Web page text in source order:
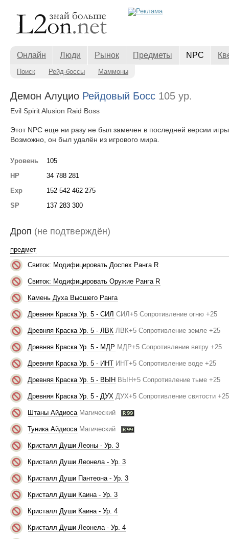
Онлайн Люди Рынок Предметы NPC
Поиск Рейд-боссы Маммоны
Демон Алуцио Рейдовый Босс 105 ур.
Evil Spirit Alusion Raid Boss
Этот NPC еще ни разу не был замечен в последней версии
Возможно, он был удалён из игрового мира.
Уровень
105
HP
34 788 281
Exp
152 542 462 275
SP
137 283 300
Дроп (не подтверждён)
предмет
Свиток: Модифицировать Доспех Ранга R
Свиток: Модифицировать Оружие Ранга R
Камень Духа Высшего Ранга
Древняя Краска Ур. 5 - СИЛ СИЛ+5 Сопротивление огню +25
Древняя Краска Ур. 5 - ЛВК ЛВК+5 Сопротивление земле +25
Древняя Краска Ур. 5 - МДР МДР+5 Сопротивление ветру +25
Древняя Краска Ур. 5 - ИНТ ИНТ+5 Сопротивление воде +25
Древняя Краска Ур. 5 - ВЫН ВЫН+5 Сопротивление тьме +25
Древняя Краска Ур. 5 - ДУХ ДУХ+5 Сопротивление святости +25
Штаны Айдиоса Магический
Туника Айдиоса Магический
Кристалл Души Леоны - Ур. 3
Кристалл Души Леонела - Ур. 3
Кристалл Души Пантеона - Ур. 3
Кристалл Души Каина - Ур. 3
Кристалл Души Каина - Ур. 4
Кристалл Души Леонела - Ур. 4